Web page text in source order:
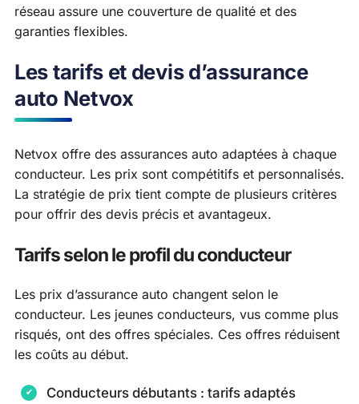
réseau assure une couverture de qualité et des
garanties flexibles.
Les tarifs et devis d’assurance
auto Netvox
Netvox offre des assurances auto adaptées à chaque
conducteur. Les prix sont compétitifs et personnalisés.
La stratégie de prix tient compte de plusieurs critères
pour offrir des devis précis et avantageux.
Tarifs selon le profil du conducteur
Les prix d’assurance auto changent selon le
conducteur. Les jeunes conducteurs, vus comme plus
risqués, ont des offres spéciales. Ces offres réduisent
les coûts au début.
Conducteurs débutants : tarifs adaptés